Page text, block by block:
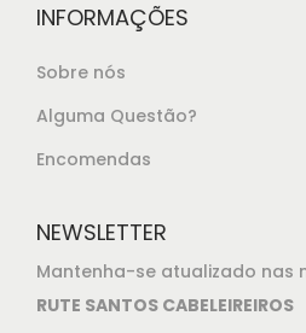
INFORMAÇÕES
Sobre nós
Alguma Questão?
Encomendas
NEWSLETTER
Mantenha-se atualizado nas
RUTE SANTOS CABELEIREIROS